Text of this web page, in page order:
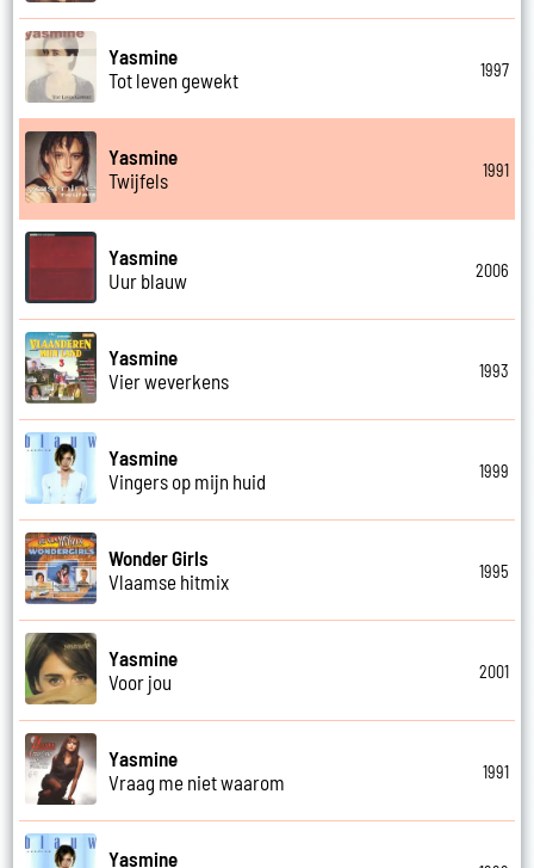
Yasmine
Tot leven gewekt
1997
Yasmine
Twijfels
1991
Yasmine
Uur blauw
2006
Yasmine
Vier weverkens
1993
Yasmine
Vingers op mijn huid
1999
Wonder Girls
Vlaamse hitmix
1995
Yasmine
Voor jou
2001
Yasmine
Vraag me niet waarom
1991
Yasmine